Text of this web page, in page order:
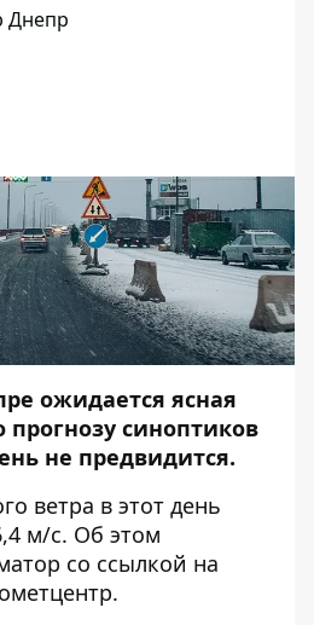
Днепр
ожидается ясная
прогнозу синоптиков
не предвидится.
ветра в этот день
м/с. Об этом
со ссылкой на